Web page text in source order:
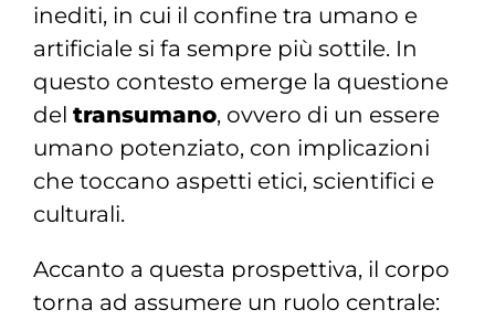
inediti, in cui il confine tra umano e
artificiale si fa sempre più sottile. In
questo contesto emerge la questione
del transumano, ovvero di un essere
umano potenziato, con implicazioni
che toccano aspetti etici, scientifici e
culturali.
Accanto a questa prospettiva, il corpo
torna ad assumere un ruolo centrale: